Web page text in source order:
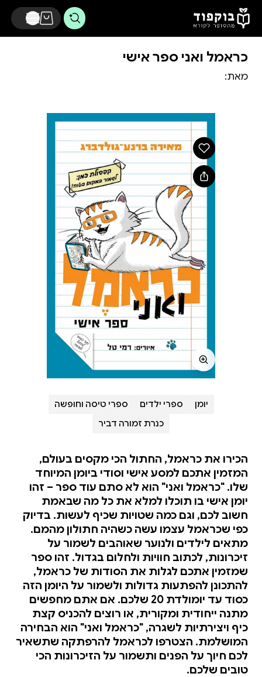
דלג לתוכן הראשי
כראמל ואני ספר אישי
מאת:
יומן ספרי ילדים
ספרי טיסה וחופשה
כנרת זמורה דביר
הכירו את כראמל, החתול הכי מקסים בעולם,
המזמין אתכם למסע אישי וסודי ביומן המיוחד
שלו. "כראמל ואני" הוא לא סתם עוד ספר – זהו
יומן אישי בו תוכלו למלא את כל מה שבאמת
חשוב לכם, וגם כמה שטויות שכיף לעשות. בדיוק
כפי שכראמל עצמו עשה כשהיה חתולון מהמם.
מתאים לילדים ולנוער שאוהבים לשמור על
זיכרונות, לכתוב חוויות ולחלום בגדול. זהו ספר
שמזמין אתכם לגלות את הסודות של כראמל,
להתכונן להפתעות גדולות ולשמור על היומן הזה
כסוד עד יומולדת 20 שלכם. אם אתם מחפשים
מתנה ייחודית ומקורית, או רוצים להכניס קצת
כיף ויצירתיות לשגרה, "כראמל ואני" הוא הבחירה
המושלמת. הצטרפו לכראמל להרפתקה שתשאיר
לכם חיוך על הפנים ותשמור על הזיכרונות הכי
טובים שלכם.